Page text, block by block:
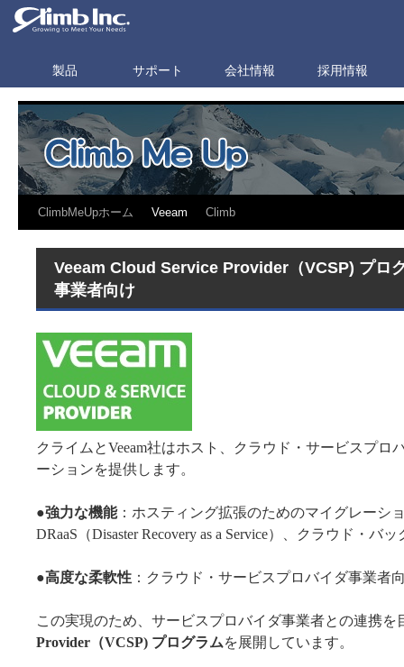
製品 サポート 会社情報 採用情報
ClimbMeUpホーム Veeam Climb
Veeam Cloud Service Provider（VCSP) プロ
事業者向け
クライムとVeeam社はホスト、クラウド・サービスプロ
ーションを提供します。
●強力な機能：ホスティング拡張のためのマイグレーシ
DRaaS（Disaster Recovery as a Service）、クラウド・バ
●高度な柔軟性 ：クラウド・サービスプロバイダ事業者
この実現のため、サービスプロバイダ事業者との連携を
Provider（VCSP) プログラムを展開しています。